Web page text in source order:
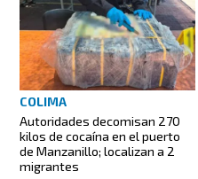
COLIMA
Autoridades decomisan 270
kilos de cocaína en el puerto
de Manzanillo; localizan a 2
migrantes